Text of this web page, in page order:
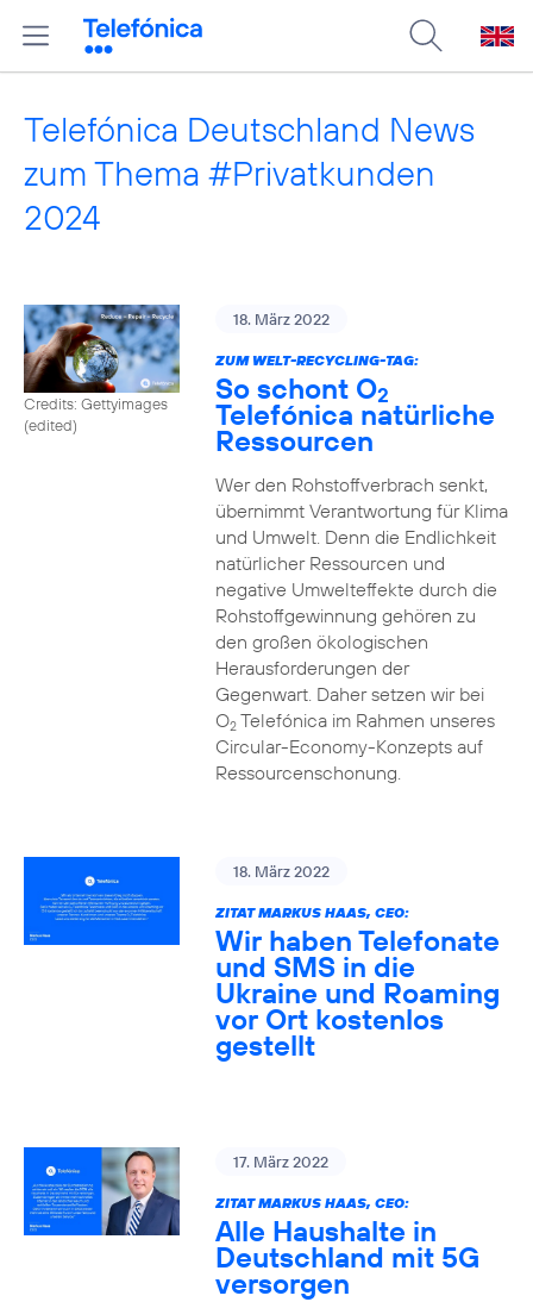
Telefónica Deutschland News
zum Thema #Privatkunden
2024
Credits: Gettyimages
(edited)
18. März 2022
ZUM WELT-RECYCLING-TAG:
So schont O2
Telefónica natürliche
Ressourcen
Wer den Rohstoffverbrach senkt,
übernimmt Verantwortung für Klima
und Umwelt. Denn die Endlichkeit
natürlicher Ressourcen und
negative Umwelteffekte durch die
Rohstoffgewinnung gehören zu
den großen ökologischen
Herausforderungen der
Gegenwart. Daher setzen wir bei
O2Telefónica im Rahmen unseres
Circular-Economy-Konzepts auf
Ressourcenschonung.
18. März 2022
ZITAT MARKUS HAAS, CEO:
Wir haben Telefonate
und SMS in die
Ukraine und Roaming
vor Ort kostenlos
gestellt
17. März 2022
ZITAT MARKUS HAAS, CEO:
Alle Haushalte in
Deutschland mit 5G
versorgen